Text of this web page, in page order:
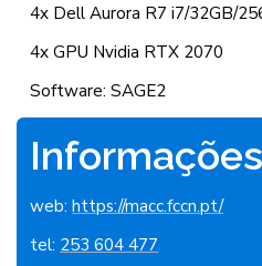
4x Dell Aurora R7 i7/32GB/
4x GPU Nvidia RTX 2070
Software: SAGE2
web:https://macc.fccn.pt/
tel: 253 604 477